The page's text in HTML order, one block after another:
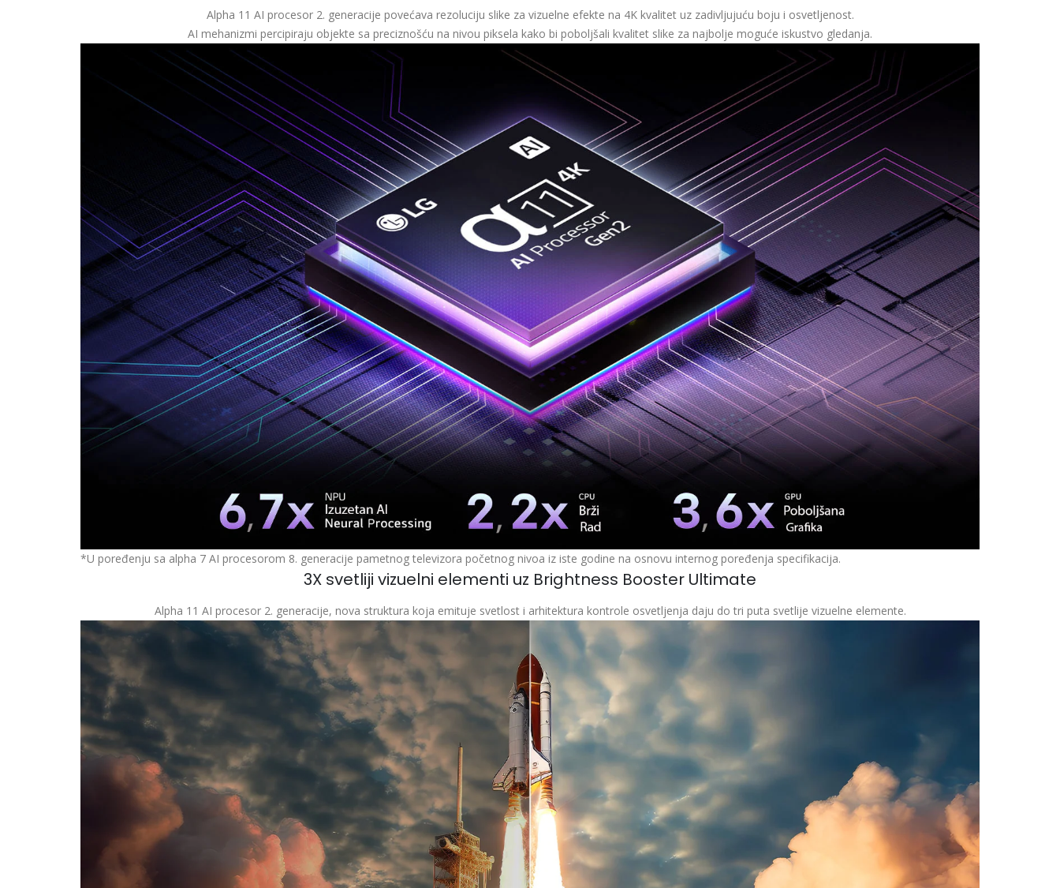
Alpha 11 AI procesor 2. generacije povećava rezoluciju slike za vizuelne efekte na 4K kvalitet uz zadivljujuću boju i osvetljenost.
AI mehanizmi percipiraju objekte sa preciznošću na nivou piksela kako bi poboljšali kvalitet slike za najbolje moguće iskustvo gledanja.
*U poređenju sa alpha 7 AI procesorom 8. generacije pametnog televizora početnog nivoa iz iste godine na osnovu internog poređenja specifikacija.
3X svetliji vizuelni elementi uz Brightness Booster Ultimate
Alpha 11 AI procesor 2. generacije, nova struktura koja emituje svetlost i arhitektura kontrole osvetljenja daju do tri puta svetlije vizuelne elemente.